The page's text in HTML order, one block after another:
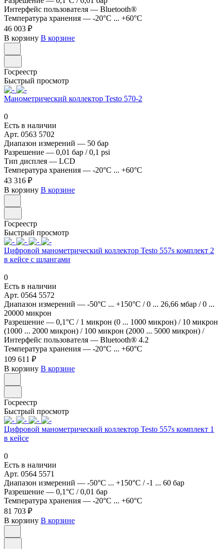
Интерфейс пользователя — Bluetooth®
Температура хранения — -20°C ... +60°C
46 003 ₽
В корзину В корзине
Госреестр
Быстрый просмотр
Манометрический коллектор Testo 570-2
0
Есть в наличии
Арт. 0563 5702
Диапазон измерений — 50 бар
Разрешение — 0,01 бар / 0,1 psi
Тип дисплея — LCD
Температура хранения — -20°C ... +60°C
43 316 ₽
В корзину В корзине
Госреестр
Быстрый просмотр
Цифровой манометрический коллектор Testo 557s комплект 2
в кейсе c шлангами
0
Есть в наличии
Арт. 0564 5572
Диапазон измерений — -50°C ... +150°C / 0 ... 26,66 мбар / 0 ...
20000 микрон
Разрешение — 0,1°C / 1 микрон (0 ... 1000 микрон) / 10 микрон
(1000 ... 2000 микрон) / 100 микрон (2000 ... 5000 микрон) /
Интерфейс пользователя — Bluetooth® 4.2
Температура хранения — -20°C ... +60°C
109 611 ₽
В корзину В корзине
Госреестр
Быстрый просмотр
Цифровой манометрический коллектор Testo 557s комплект 1
в кейсе
0
Есть в наличии
Арт. 0564 5571
Диапазон измерений — -50°C ... +150°C / -1 ... 60 бар
Разрешение — 0,1°C / 0,01 бар
Температура хранения — -20°C ... +60°C
81 703 ₽
В корзину В корзине